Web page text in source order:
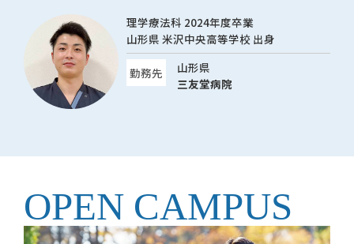
理学療法科 2024年度卒業
山形県 米沢中央高等学校 出身
勤務先
山形県
三友堂病院
OPEN CAMPUS